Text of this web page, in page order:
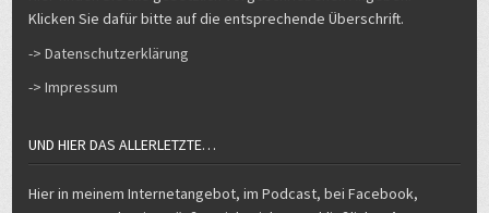
Hier in meinem Internetangebot, im Podcast, bei Facebook,
hat nichts mit meinem Arbeitgeber zu tun. Wohl aber verbreite in
arbeite, insbesondere auch eigene Beiträge. Nicht von mir
stammende Inhalte sind durch Quellennennung kenntlich
gemacht.